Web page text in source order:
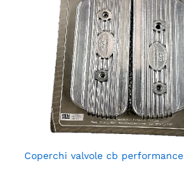
Coperchi valvole cb performance